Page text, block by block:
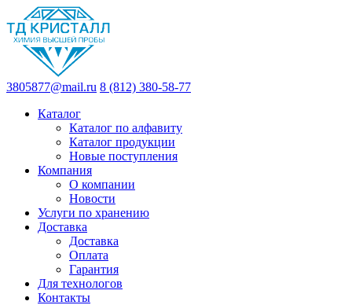
3805877@mail.ru 8 (812) 380-58-77
Каталог
Каталог по алфавиту
Каталог продукции
Новые поступления
Компания
О компании
Новости
Услуги по хранению
Доставка
Доставка
Оплата
Гарантия
Для технологов
Контакты